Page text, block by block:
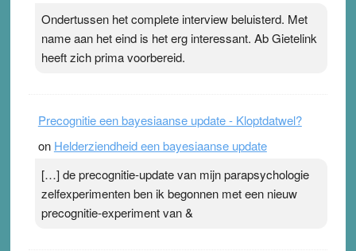
Ondertussen het complete interview beluisterd. Met
name aan het eind is het erg interessant. Ab Gietelink
heeft zich prima voorbereid.
Precognitie een bayesiaanse update - Kloptdatwel?
on Helderziendheid een bayesiaanse update
[…] de precognitie-update van mijn parapsychologie
zelfexperimenten ben ik begonnen met een nieuw
precognitie-experiment van &